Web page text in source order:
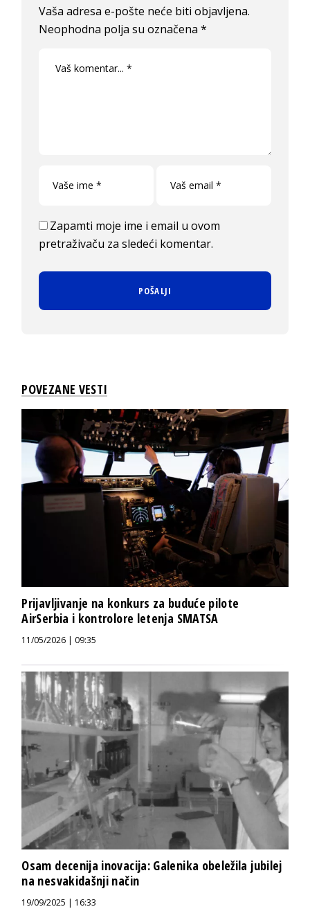
Vaša adresa e-pošte neće biti objavljena.
Neophodna polja su označena*
Zapamti moje ime i email u ovom
pretraživaču za sledeći komentar.
POVEZANE VESTI
Prijavljivanje na konkurs za buduće pilote
AirSerbia i kontrolore letenja SMATSA
11/05/2026 | 09:35
Osam decenija inovacija: Galenika obeležila jubilej
na nesvakidašnji način
19/09/2025 | 16:33